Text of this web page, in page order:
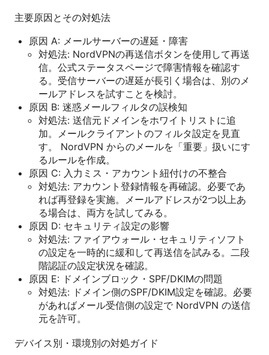
主要原因とその対処法
原因 A: メールサーバーの遅延・障害
対処法: NordVPNの再送信ボタンを使用して再送
信。公式ステータスページで障害情報を確認す
る。受信サーバーの遅延が長引く場合は、別のメ
ールアドレスを試すことを検討。
原因 B: 迷惑メールフィルタの誤検知
対処法: 送信元ドメインをホワイトリストに追
加。メールクライアントのフィルタ設定を見直
す。 NordVPN からのメールを「重要」扱いにす
るルールを作成。
原因 C: 入力ミス・アカウント紐付けの不整合
対処法: アカウント登録情報を再確認。必要であ
れば再登録を実施。メールアドレスが2つ以上あ
る場合は、両方を試してみる。
原因 D: セキュリティ設定の影響
対処法: ファイアウォール・セキュリティソフト
の設定を一時的に緩和して再送信を試みる。二段
階認証の設定状況を確認。
原因 E: ドメインブロック・SPF/DKIMの問題
対処法: ドメイン側のSPF/DKIM設定を確認。必要
があればメール受信側の設定で NordVPN の送信
元を許可。
デバイス別・環境別の対処ガイド